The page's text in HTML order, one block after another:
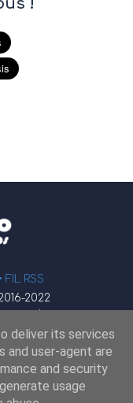
• FIL RSS
2022
φ
deliver its services
and user-agent are
and security
usage